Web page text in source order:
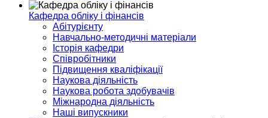
Кафедра обліку і фінансів
Абітурієнту
Навчально-методичні матеріали
Історія кафедри
Співробітники
Підвищення кваліфікації
Наукова діяльність
Наукова робота здобувачів
Міжнародна діяльність
Наші випускники